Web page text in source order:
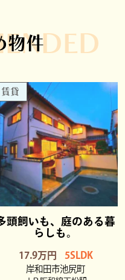
物件
賃貸
頭飼いも、庭のある暮
らしも。
17.9万円 5SLDK
岸和田市池尻町